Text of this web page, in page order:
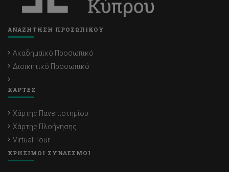
ΑΝΑΖΗΤΗΣΗ ΠΡΟΣΩΠΙΚΟΥ
Ακαδημαϊκό Προσωπικό
Διοικητικό Προσωπικό
ΧΑΡΤΕΣ
Χάρτης Πανεπιστημίου
Χάρτης Πλοήγησης
Virtual Tour
ΧΡΗΣΙΜΟΙ ΣΥΝΔΕΣΜΟΙ